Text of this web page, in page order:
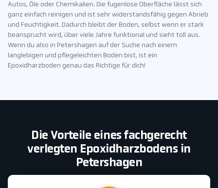
Autos, Öle oder Chemikalien. Die fugenlose Oberfläche lässt sich
ganz einfach reinigen und ist sehr widerstandsfähig gegen Abrieb
und Feuchtigkeit. Dadurch bleibt der Boden, selbst wenn er stark
beansprucht wird, über viele Jahre funktional und sieht toll aus.
Wenn du also in Petershagen auf der Suche nach einem
langlebigen und pflegeleichten Boden bist, ist ein
Epoxidharzboden genau das Richtige für dich!
Die Vorteile eines fachgerecht
verlegten Epoxidharzbodens in
Petershagen